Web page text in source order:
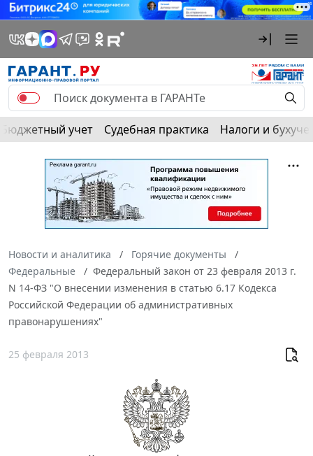
Бюджетный учет Судебная практика Налоги и
Новости и аналитика
Горячие документы
Федеральные
Федеральный закон от 23 февраля 2013 г.
N 14-ФЗ "О внесении изменения в статью 6.17 Кодекса
Российской Федерации об административных
правонарушениях"
25 февраля 2013